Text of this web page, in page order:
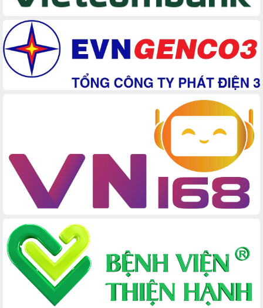
Xây dựng nền hành chính số đồng
hành cùng nông dân dân, doanh nghiệp
Giai đoạn 2026-2030, Đắk Lắk phấn
đấu có 77% xã đạt chuẩn nông thôn
mới
Chuyển đổi số 'mở đường' cho nông
nghiệp Đắk Lắk tăng trưởng bứt phá
Lắk
Đắk Lắk nâng cao hiệu quả công tác
Đảng từ Sổ tay đảng viên điện tử
Đắk Lắk đẩy mạnh nuôi biển công
nghệ, hướng tới phát triển thủy sản
bền vững
Tập huấn nâng cao năng lực triển khai
chuyển đổi số cho cán bộ, công chức
cấp xã
Đắk Lắk phát động hưởng ứng Ngày
Quyền của người tiêu dùng Việt Nam